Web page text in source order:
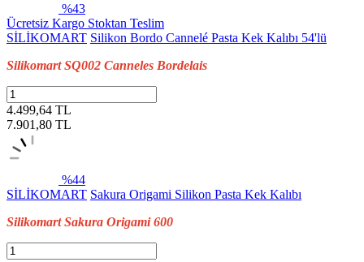
%43
Ücretsiz Kargo Stoktan Teslim
SİLİKOMART Silikon Bordo Cannelé Pasta Kek Kalıbı 54'lü
Silikomart SQ002 Canneles Bordelais
4.499,64 TL
7.901,80 TL
%44
SİLİKOMART Sakura Origami Silikon Pasta Kek Kalıbı
Silikomart Sakura Origami 600